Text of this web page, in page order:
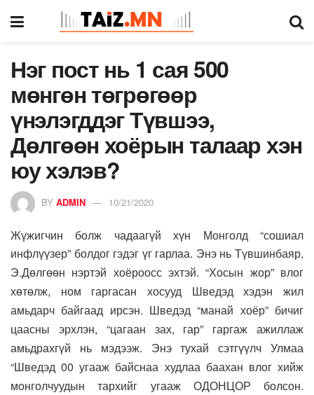
Нэг пост нь 1 сая 500
мөнгөн төгрөгөөр
үнэлэгддэг Түвшээ,
Дөлгөөн хоёрын талаар хэн
юу хэлэв?
BY ADMIN 10/21/2020
Жүжигчин болж чадаагүй хүн Монголд “сошиал
инфлүүзер” болдог гэдэг үг гарлаа. Энэ нь Түвшинбаяр,
Э.Дөлгөөн нэртэй хоёроосс эхтэй. “Хосын жор” влог
хөтөлж, ном гаргасан хосууд Шведэд хэдэн жил
амьдарч байгаад ирсэн. Шведэд “манай хоёр” бичиг
цаасны эрхлэн, “цагаан зах, гар” гаргаж ажиллаж
амьдрахгүй нь мэдээж. Энэ тухай сэтгүүлч Улмаа
“Шведэд 00 угааж байснаа худлаа баахан влог хийж
монголчуудын тархийг угааж ОДОНЦОР болсон.